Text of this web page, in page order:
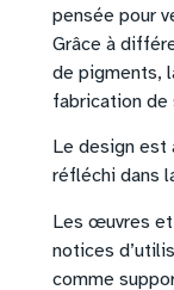
pensée pour
Grâce à
de pigments,
fabrication
Le design
réfléchi dans
Les œuvres et
notices
comme